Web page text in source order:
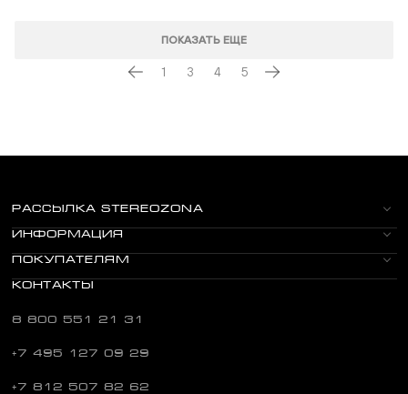
ПОКАЗАТЬ ЕЩЕ
1 3 4 5
РАССЫЛКА STEREOZONA
ИНФОРМАЦИЯ
ПОКУПАТЕЛЯМ
КОНТАКТЫ
8 800 551 21 31
+7 495 127 09 29
+7 812 507 82 62